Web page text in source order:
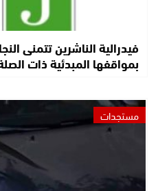
فيدرالية الناشرين تتمنى
بمواقفها المبدئية ذات
مستجدات